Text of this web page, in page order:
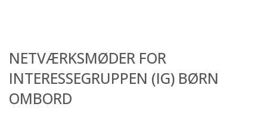
NETVÆRKSMØDER FOR
INTERESSEGRUPPEN (IG) BØRN
OMBORD